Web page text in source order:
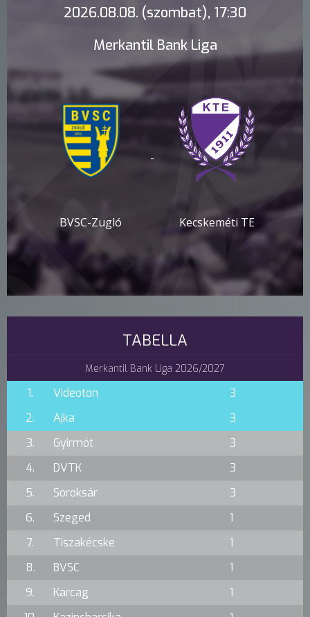
2026.08.08. (szombat), 17:30
Merkantil Bank Liga
BVSC-Zugló
-
Kecskeméti TE
TABELLA
Merkantil Bank Liga 2026/2027
1. Videoton
3
2.
Ajka
3
3.
Gyirmót
3
4.
DVTK
3
5.
Soroksár
3
6.
Szeged
1
7.
Tiszakécske
1
8.
BVSC
1
9.
Karcag
1